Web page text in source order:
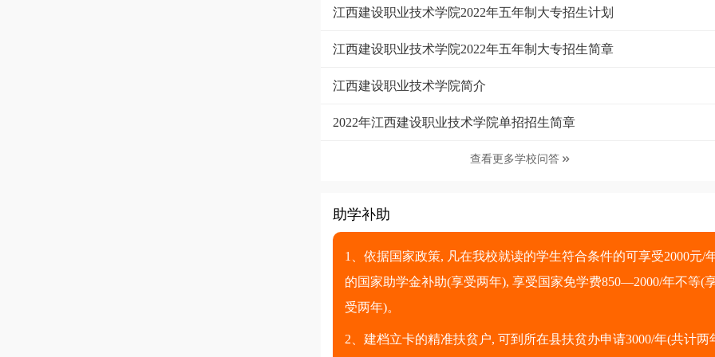
江西建设职业技术学院2022年五年制大专招生计划
江西建设职业技术学院2022年五年制大专招生简章
江西建设职业技术学院简介
2022年江西建设职业技术学院单招招生简章
查看更多学校问答
助学补助
1、依据国家政策, 凡在我校就读的学生符合条件的可享受2000元/
的国家助学金补助(享受两年), 享受国家免学费850—2000/年不等(
受两年)。
2、建档立卡的精准扶贫户, 可到所在县扶贫办申请3000/年(共计两